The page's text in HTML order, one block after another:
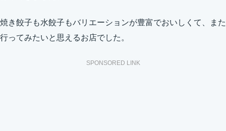
焼き餃子も水餃子もバリエーションが豊富でおいしくて、また
行ってみたいと思えるお店でした。
SPONSORED LINK